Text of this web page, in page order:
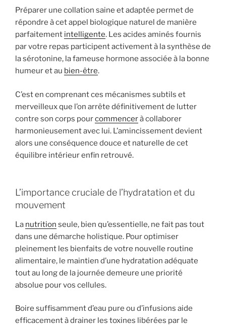
Préparer une collation saine et adaptée permet de
répondre à cet appel biologique naturel de manière
parfaitement intelligente. Les acides aminés fournis
par votre repas participent activement à la synthèse de
la sérotonine, la fameuse hormone associée à la bonne
humeur et au bien-être.
C’est en comprenant ces mécanismes subtils et
merveilleux que l’on arrête définitivement de lutter
contre son corps pourcommencerà collaborer
harmonieusement avec lui. L’amincissement devient
alors une conséquence douce et naturelle de cet
équilibre intérieur enfin retrouvé.
L’importance cruciale de l’hydratation et du
mouvement
La nutrition seule, bien qu’essentielle, ne fait pas tout
dans une démarche holistique. Pour optimiser
pleinement les bienfaits de votre nouvelle routine
alimentaire, le maintien d’une hydratation adéquate
tout au long de la journée demeure une priorité
absolue pour vos cellules.
Boire suffisamment d’eau pure ou d’infusions aide
efficacement à drainer les toxines libérées par le